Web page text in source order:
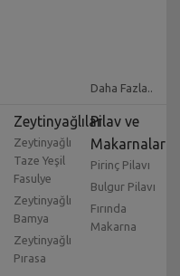
Daha Fazla..
Zeytinyağlılar
Zeytinyağlı
Taze Yeşil
Fasulye
Zeytinyağlı
Bamya
Zeytinyağlı
Pırasa
Pilav ve
Makarnalar
Pirinç Pilavı
Bulgur Pilavı
Fırında
Makarna